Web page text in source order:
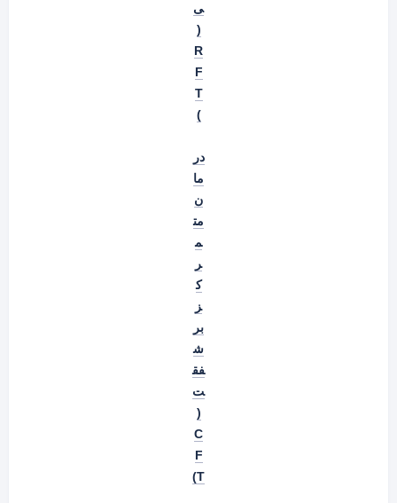
ی
(
R
F
T
)
در
ما
ن
مت
م
ر
ک
ز
بر
ش
فق
ت
(
C
F
T)